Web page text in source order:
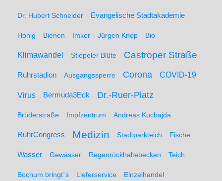
Dr. Hubert Schneider Evangelische Stadtakademie
Honig Bienen Imker Jürgen Knop Bio
Klimawandel Stiepeler Blüte Castroper Straße
Ruhrstadion Ausgangssperre Corona COVID-19
Virus Bermuda3Eck Dr.-Ruer-Platz
Brüderstraße Impfzentrum Andreas Kuchajda
RuhrCongress Medizin Stadtparkteich Fische
Wasser Gewässer Regenrückhaltebecken Teich
Bochum bringt´s Lieferservice Einzelhandel